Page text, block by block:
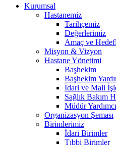
Kurumsal
Hastanemiz
Tarihçemiz
Değerlerimiz
Amaç ve
Misyon & Vizyon
Hastane Yönetimi
Başhekim
Başhekim
İdari ve Mali
Sağlık Bakım
Müdür
Organizasyon Şeması
Birimlerimiz
İdari Birimler
Tıbbi Birimler